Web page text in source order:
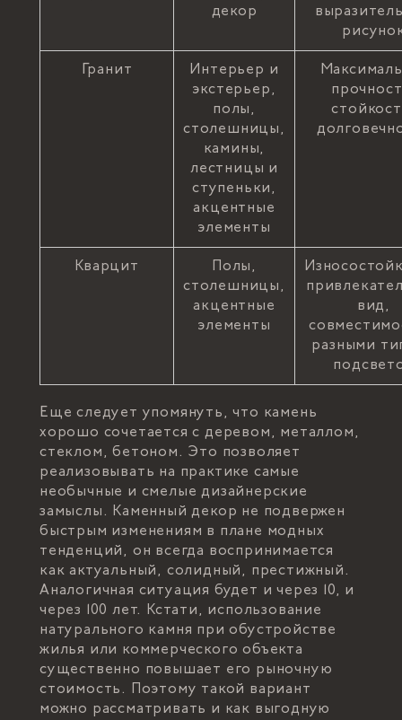
декор
Гранит
Интерьер и
экстерьер,
полы,
столешницы,
камины,
лестницы и
ступеньки,
акцентные
элементы
Кварцит
Полы,
столешницы,
акцентные
элементы
вид,
разными
Еще следует упомянуть, что камень
хорошо сочетается с деревом, металлом,
стеклом, бетоном. Это позволяет
реализовывать на практике самые
необычные и смелые дизайнерские
замыслы. Каменный декор не подвержен
быстрым изменениям в плане модных
тенденций, он всегда воспринимается
как актуальный, солидный, престижный.
Аналогичная ситуация будет и через 10, и
через 100 лет. Кстати, использование
натурального камня при обустройстве
жилья или коммерческого объекта
существенно повышает его рыночную
стоимость. Поэтому такой вариант
можно рассматривать и как выгодную